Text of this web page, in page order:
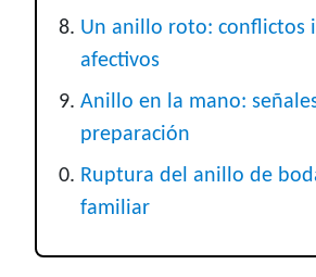
Un anillo roto: conflictos
afectivos
Anillo en la mano:
preparación
Ruptura del anillo de
familiar